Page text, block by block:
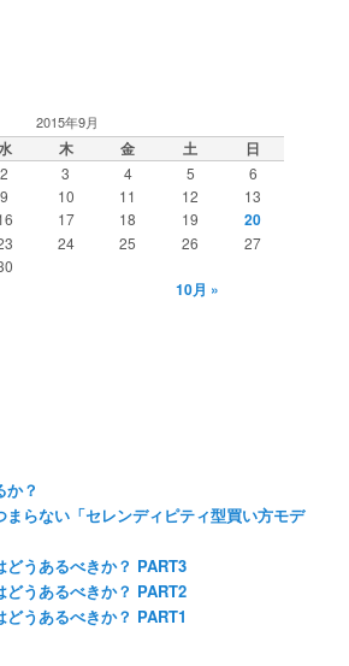
2015年9月
木 金 土 日
2 3 4 5
6
9 10 11 12
13
17 18 19 20
24 25 26
27
10月 »
？
まらない「セレンディピティ型買い方モデ
うあるべきか？ PART3
うあるべきか？ PART2
うあるべきか？ PART1